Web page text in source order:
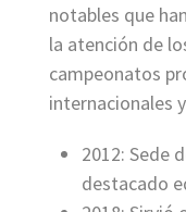
notables que
la atención de
campeonatos
internacionales
2012: Sede
destacado